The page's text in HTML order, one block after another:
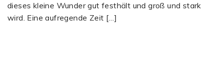
dieses kleine Wunder gut festhält und groß und stark
wird. Eine aufregende Zeit […]